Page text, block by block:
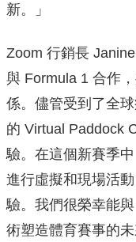
新。」
Zoom 行銷長
與 Formula 1 合作
係。儘管受到了全
的 Virtual Paddock
驗。在這個新賽季
進行虛擬和現場活
驗。我們很榮幸能
術塑造體育賽事的